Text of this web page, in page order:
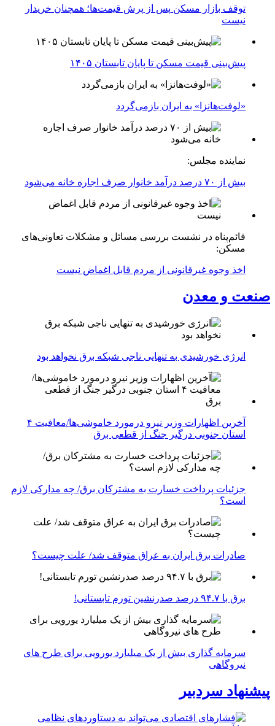
توقف بازار مسکن پس از پرش قیمت‌ها؛ همچنان خریدار
نیست
پیش‌بینی قیمت مسکن تا پایان تابستان ۱۴۰۵
«لوفت‌هانزا» به ایران بازمی‌گردد
نماینده مجلس:
بیش از ۷۰ درصد درآمد خانوار صرف اجاره خانه می‌شود
قائم‌پناه در نشست بررسی مسائل و مشکلات تعاونی‌های
مسکن:
اخذ وجوه غیرقانونی از مردم قابل اغماض نیست
صنعت و معدن
انرژی خورشیدی به تنهایی ناجی شبکه برق نخواهد بود
آخرین اظهارات وزیر نیرو درمورد خاموشی‌ها/معافیت ۴
استان جنوبی درگیر جنگ از قطعی برق
جزئیات پرداخت خسارت به مشترکان برق/ چه مدارکی لازم
است؟
صادرات برق ایران به عراق متوقف شد/ علت چیست؟
برق با ۹۴.۷ درصد صدرنشین تورم تابستانی!
سرمایه گذاری بیش از یک میلیارد یورویی برای طرح های
نیروگاهی
پیشنهاد سردبیر